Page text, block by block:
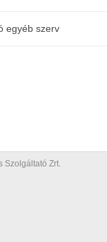
egyéb szerv
Szolgáltató Zrt.